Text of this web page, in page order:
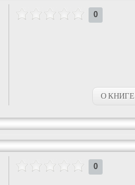
0
О КНИГЕ
0